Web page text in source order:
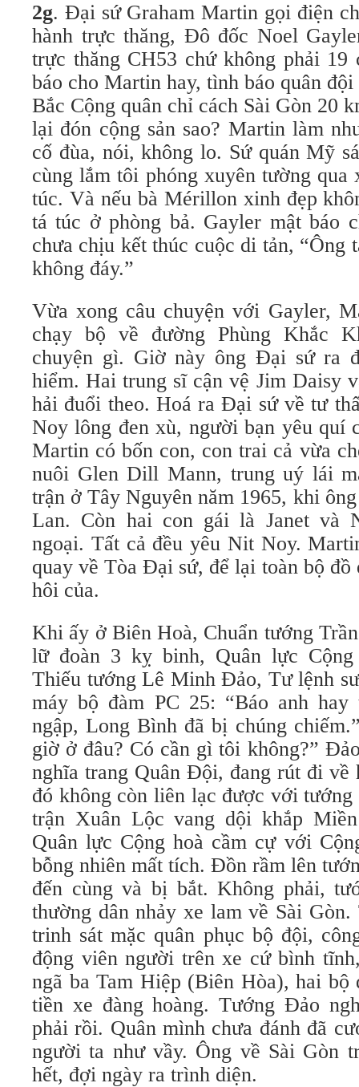
2g. Đại sứ Graham Martin gọi điện
hành trực thăng, Đô đốc Noel
trực thăng CH53 chứ không phải 19
báo cho Martin hay, tình báo quân
Bắc Cộng quân chỉ cách Sài Gòn 20
lại đón cộng sản sao? Martin làm
cố đùa, nói, không lo. Sứ quán Mỹ
cùng lắm tôi phóng xuyên tường
túc. Và nếu bà Mérillon xinh đẹp
tá túc ở phòng bả. Gayler mật báo
chưa chịu kết thúc cuộc di tản, “Ông
không đáy.”
Vừa xong câu chuyện với Gayler,
chạy bộ về đường Phùng Khắc
chuyện gì. Giờ này ông Đại sứ ra
hiểm. Hai trung sĩ cận vệ Jim Daisy
hải đuổi theo. Hoá ra Đại sứ về tư
Noy lông đen xù, người bạn yêu quí
Martin có bốn con, con trai cả vừa
nuôi Glen Dill Mann, trung uý lái
trận ở Tây Nguyên năm 1965, khi
Lan. Còn hai con gái là Janet và
ngoại. Tất cả đều yêu Nit Noy.
quay về Tòa Đại sứ, để lại toàn bộ đồ
hôi của.
Khi ấy ở Biên Hoà, Chuẩn tướng
lữ đoàn 3 kỵ binh, Quân lực Cộng
Thiếu tướng Lê Minh Đảo, Tư lệnh
máy bộ đàm PC 25: “Báo anh
ngập, Long Bình đã bị chúng
giờ ở đâu? Có cần gì tôi không?”
nghĩa trang Quân Ðội, đang rút đi về
đó không còn liên lạc được với
trận Xuân Lộc vang dội khắp
Quân lực Cộng hoà cầm cự với
bỗng nhiên mất tích. Đồn rầm lên
đến cùng và bị bắt. Không phải,
thường dân nhảy xe lam về Sài
trinh sát mặc quân phục bộ đội,
động viên người trên xe cứ bình
ngã ba Tam Hiệp (Biên Hòa), hai bộ
tiền xe đàng hoàng. Tướng Đảo
phải rồi. Quân mình chưa đánh đã
người ta như vầy. Ông về Sài Gòn
hết, đợi ngày ra trình diện.